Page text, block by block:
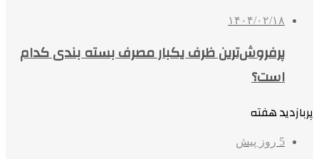
۱۴۰۴/۰۲/۱۸
پرفروش‌ترین ظرف یکبار مصرف بسته بندی کدام
است؟
پربازدید هفته
5 روز پیش